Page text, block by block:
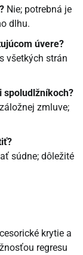
Nie; potrebná je
dlhu.
úvere?
všetkých strán
spoludlžníkoch?
zmluve;
súdne; dôležité
krytie a
regresu